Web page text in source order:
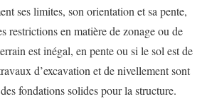
ses limites, son orientation et sa pente,
restrictions en matière de zonage ou de
est inégal, en pente ou si le sol est de
d’excavation et de nivellement sont
fondations solides pour la structure.